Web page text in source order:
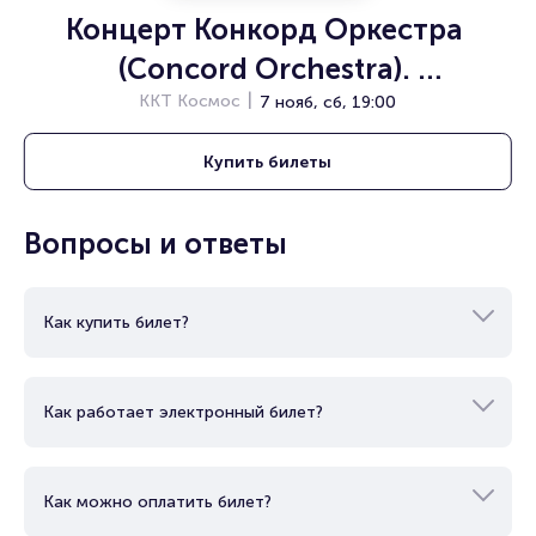
Организаторам
Концерт Конкорд Оркестра
(Concord Orchestra).
«Симфонические хиты. Колесо
любви»
ККТ Космос 7 нояб, сб, 19:00
Купить билеты
Вопросы и ответы
Как купить билет?
Как работает электронный билет?
Как можно оплатить билет?